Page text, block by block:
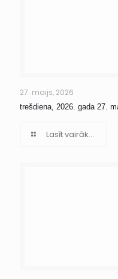
27. maijs, 2026
trešdiena, 2026. gada 27.
Lasīt vairāk...